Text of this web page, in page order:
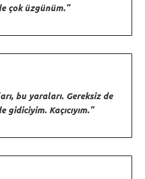
çok üzgünüm."
bu yaraları. Gereksiz de
Kaçıcıyım."